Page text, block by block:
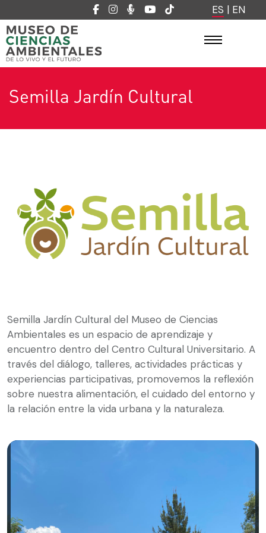
ES | EN
Semilla Jardín Cultural
Semilla Jardín Cultural del Museo de Ciencias
Ambientales es un espacio de aprendizaje y
encuentro dentro del Centro Cultural Universitario. A
través del diálogo, talleres, actividades prácticas y
experiencias participativas, promovemos la reflexión
sobre nuestra alimentación, el cuidado del entorno y
la relación entre la vida urbana y la naturaleza.